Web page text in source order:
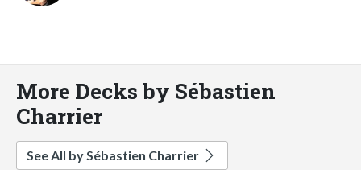
More Decks by Sébastien
Charrier
See All by Sébastien Charrier